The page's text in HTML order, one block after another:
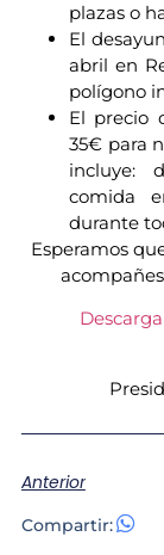
plazas o
El
abril en
polígono
El precio
35€ para
incluye:
comida
durante
Esperamos
Anterior
Compartir: